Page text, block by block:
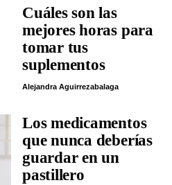
Cuáles son las
mejores horas para
tomar tus
suplementos
Alejandra Aguirrezabalaga
Los medicamentos
que nunca deberías
guardar en un
pastillero